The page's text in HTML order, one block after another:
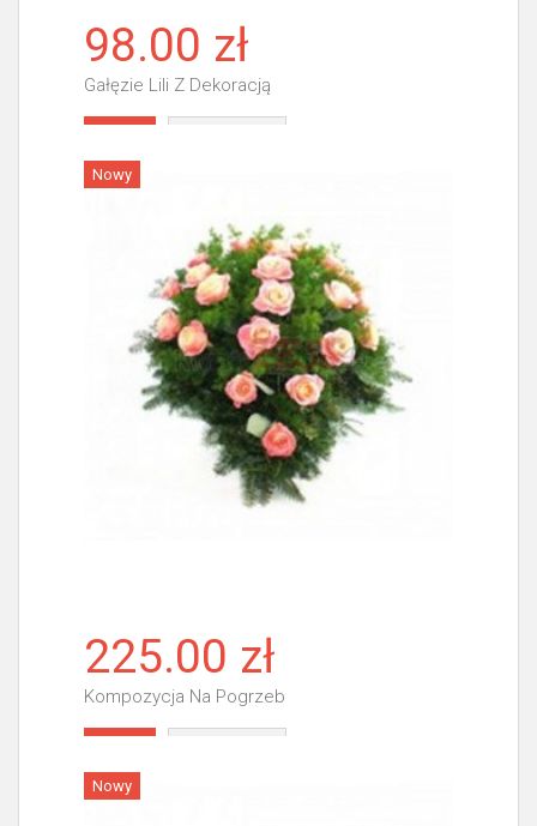
98.00 zł
Gałęzie Lili Z Dekoracją
Nowy
225.00 zł
Kompozycja Na Pogrzeb
Nowy